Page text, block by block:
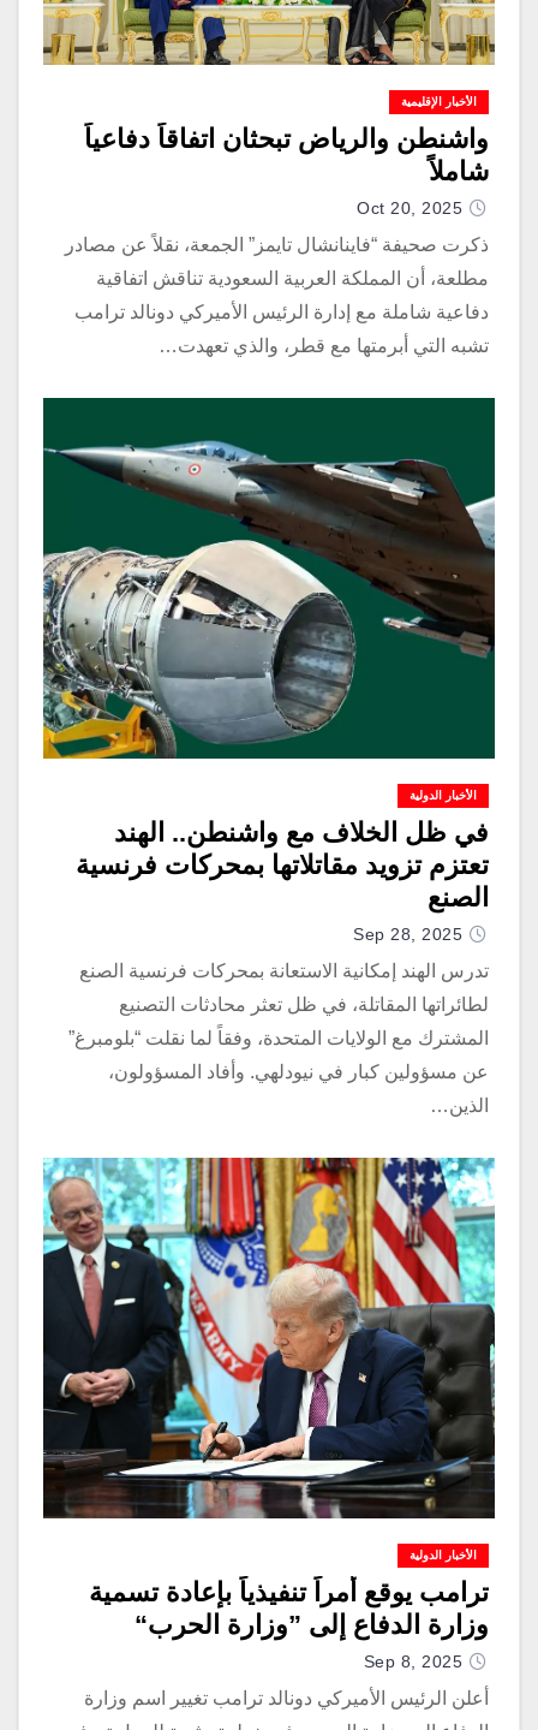
الأخبار الإقليمية
واشنطن والرياض تبحثان اتفاقاً دفاعياً
شاملاً
Oct 20, 2025
ذكرت صحيفة “فاينانشال تايمز” الجمعة، نقلاً عن مصادر
مطلعة، أن المملكة العربية السعودية تناقش اتفاقية
دفاعية شاملة مع إدارة الرئيس الأميركي دونالد ترامب
تشبه التي أبرمتها مع قطر، والذي تعهدت…
الأخبار الدولية
في ظل الخلاف مع واشنطن.. الهند
تعتزم تزويد مقاتلاتها بمحركات فرنسية
الصنع
Sep 28, 2025
تدرس الهند إمكانية الاستعانة بمحركات فرنسية الصنع
لطائراتها المقاتلة، في ظل تعثر محادثات التصنيع
المشترك مع الولايات المتحدة، وفقاً لما نقلت “بلومبرغ”
عن مسؤولين كبار في نيودلهي. وأفاد المسؤولون،
الذين…
الأخبار الدولية
ترامب يوقع أمراً تنفيذياً بإعادة تسمية
وزارة الدفاع إلى ”وزارة الحرب“
Sep 8, 2025
أعلن الرئيس الأميركي دونالد ترامب تغيير اسم وزارة